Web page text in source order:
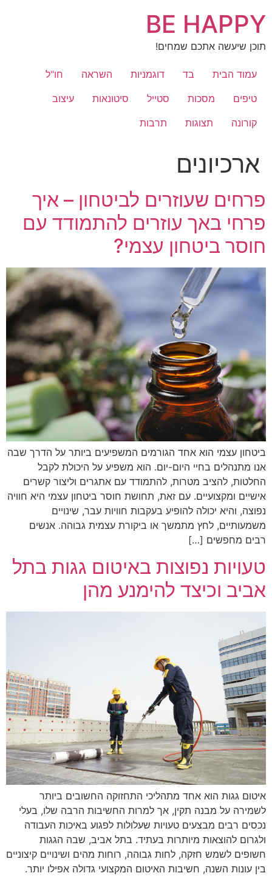
לתוכן
BE HAPPY
תוכן שיעשה אתכם שמחים!
עמוד הבית בד דוגמניות השראה
חו"ל
טיפים
מסכות סטייל סיטונאות
עיצוב
קורונה
תצוגות תרבות
ארכיונים
פרחים שעוזרים לביטחון – איך
פרחי באך עוזרים להתמודד עם
חוסר ביטחון עצמי?
ביטחון עצמי הוא אחד הגורמים המשפיעים ביותר על הדרך שבה
אנו מתנהלים בחיי היום-יום. הוא משפיע על היכולת לקבל
החלטות, להציב מטרות, להתמודד עם אתגרים וליצור קשרים
אישיים ומקצועיים. עם זאת, תחושת חוסר ביטחון עצמי היא חוויה
נפוצה, והיא יכולה להופיע בעקבות חוויות עבר, שינויים
משמעותיים, לחץ מתמשך או ביקורת עצמית גבוהה. אנשים
רבים מחפשים […]
טעויות נפוצות באיטום גגות בתל
אביב וכיצד להימנע מהן
איטום גגות הוא אחד מתהליכי התחזוקה החשובים ביותר
לשמירה על מבנה תקין, אך למרות החשיבות הרבה שלו, בעלי
נכסים רבים מבצעים טעויות שעלולות לפגוע באיכות העבודה
ולגרום להוצאות מיותרות בעתיד. בתל אביב, שבה הגגות
חשופים לשמש חזקה, לחות גבוהה, רוחות מהים ושינויים קיצוניים
בין עונות השנה, חשיבות האיטום המקצועי גדולה אפילו יותר.